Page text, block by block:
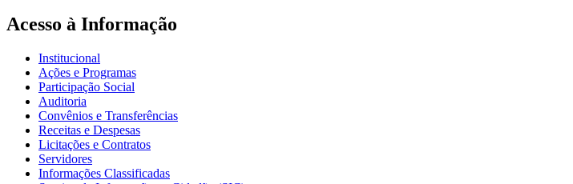
Acesso à Informação
Institucional
Ações e Programas
Participação Social
Auditoria
Convênios e Transferências
Receitas e Despesas
Licitações e Contratos
Servidores
Informações Classificadas